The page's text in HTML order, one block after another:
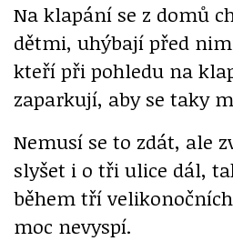
Na klapání se z domů
dětmi, uhýbají před
kteří při pohledu na
zaparkují, aby se taky
Nemusí se to zdát, ale
slyšet i o tři ulice dál,
během tří
moc nevyspí.